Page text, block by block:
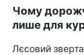
Чому
лише для
Лєсовий